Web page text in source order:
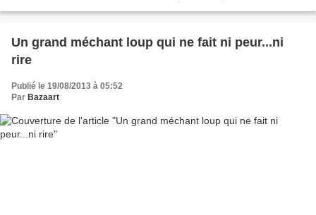
Un grand méchant loup qui ne fait ni peur...ni
rire
Publié le 19/08/2013 à 05:52
Par Bazaart